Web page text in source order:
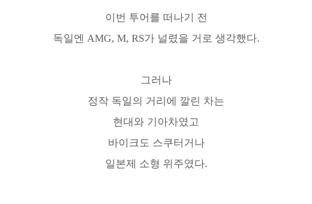
이번 투어를 떠나기 전
독일엔 AMG, M, RS가 널렸을 거로 생각했다.
그러나
정작 독일의 거리에 깔린 차는
현대와 기아차였고
바이크도 스쿠터거나
일본제 소형 위주였다.